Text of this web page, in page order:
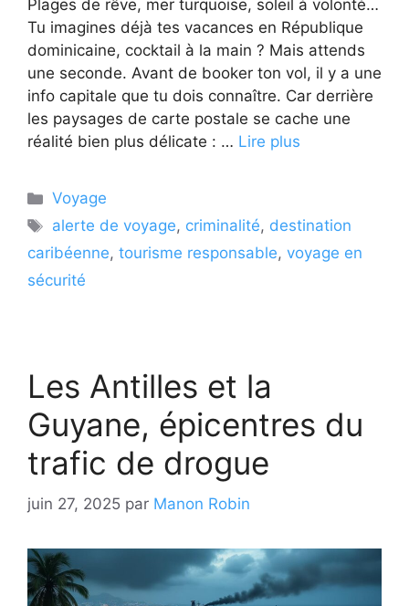
Plages de rêve, mer turquoise, soleil à volonté…
Tu imagines déjà tes vacances en République
dominicaine, cocktail à la main ? Mais attends
une seconde. Avant de booker ton vol, il y a une
info capitale que tu dois connaître. Car derrière
les paysages de carte postale se cache une
réalité bien plus délicate : … Lire plus
Catégories
Voyage
Étiquettes
alerte de voyage, criminalité, destination
caribéenne, tourisme responsable, voyage en
sécurité
Les Antilles et la
Guyane, épicentres du
trafic de drogue
juin 27, 2025 par Manon Robin